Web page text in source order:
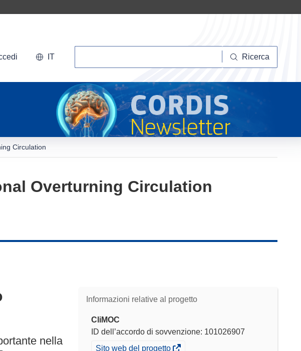
IT Ricerca
Circulation
Overturning Circulation
nella
Informazioni relative al progetto
CliMOC
ID dell’accordo di sovvenzione: 101026907
(si
Sito web del progetto